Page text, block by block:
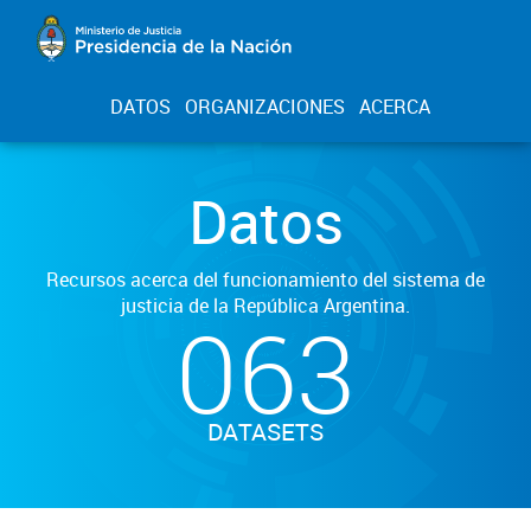
DATOS ORGANIZACIONES ACERCA
Datos
Recursos acerca del funcionamiento del sistema de
justicia de la República Argentina.
063
DATASETS